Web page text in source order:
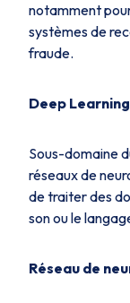
notamment
systèmes de
fraude.
Deep
Sous-domaine
réseaux de
de traiter des
son ou le
Réseau de